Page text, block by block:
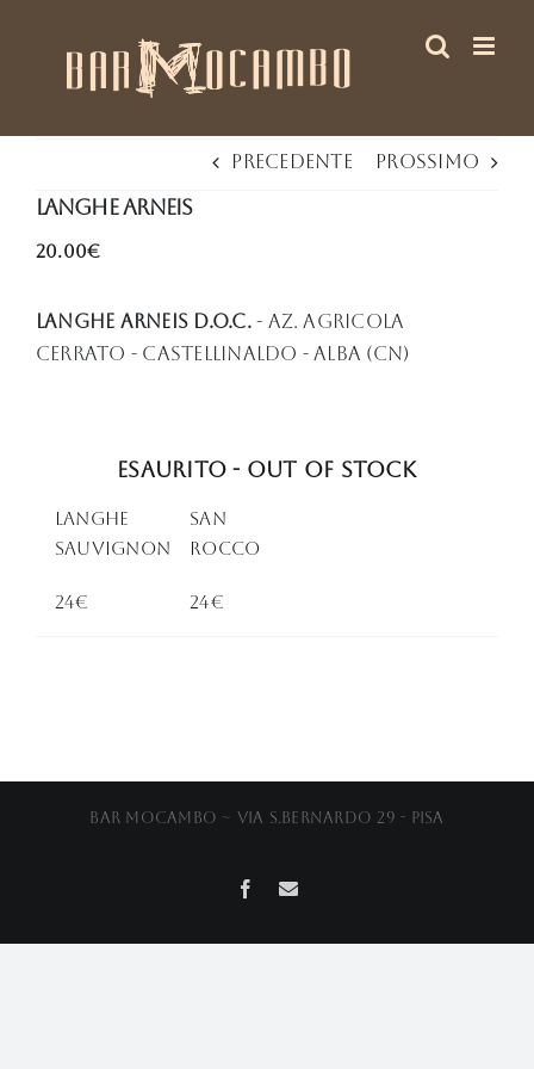
Precedente Prossimo
Langhe Arneis
20.00€
Langhe Arneis D.O.C.- Az. Agricola
Cerrato - Castellinaldo - Alba (CN)
Esaurito - Out of stock
Langhe
Sauvignon
24€
San
Rocco
24€
Bar Mocambo ~ Via S.Bernardo 29 - Pisa
Facebook
Email